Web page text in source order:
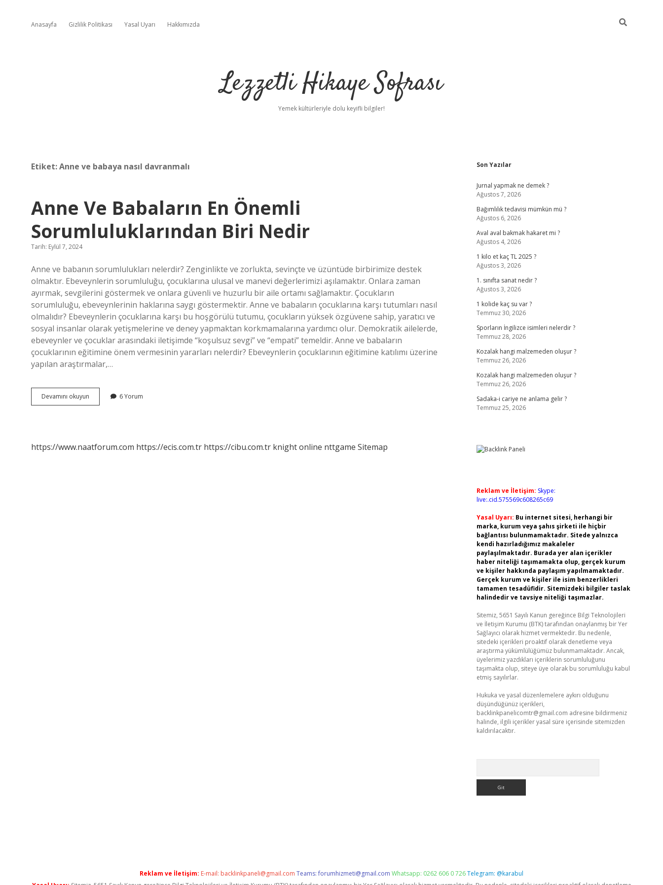
Anasayfa Gizlilik Politikası Yasal Uyarı Hakkımızda
Lezzetli Hikaye Sofrası
Yemek kültürleriyle dolu keyifli bilgiler!
Etiket:Anne ve babaya nasıl davranmalı
Anne Ve Babaların En Önemli
Sorumluluklarından Biri Nedir
Tarih: Eylül 7, 2024
Anne ve babanın sorumlulukları nelerdir? Zenginlikte ve zorlukta, sevinçte ve üzüntüde birbirimize destek
olmaktır. Ebeveynlerin sorumluluğu, çocuklarına ulusal ve manevi değerlerimizi aşılamaktır. Onlara zaman
ayırmak, sevgilerini göstermek ve onlara güvenli ve huzurlu bir aile ortamı sağlamaktır. Çocukların
sorumluluğu, ebeveynlerinin haklarına saygı göstermektir. Anne ve babaların çocuklarına karşı tutumları nasıl
olmalıdır? Ebeveynlerin çocuklarına karşı bu hoşgörülü tutumu, çocukların yüksek özgüvene sahip, yaratıcı ve
sosyal insanlar olarak yetişmelerine ve deney yapmaktan korkmamalarına yardımcı olur. Demokratik ailelerde,
ebeveynler ve çocuklar arasındaki iletişimde “koşulsuz sevgi” ve “empati” temeldir. Anne ve babaların
çocuklarının eğitimine önem vermesinin yararları nelerdir? Ebeveynlerin çocuklarının eğitimine katılımı üzerine
yapılan araştırmalar,…
Devamını okuyun
Ve
Biri
6 Yorum
https://www.naatforum.com https://ecis.com.tr https://cibu.com.tr knight online nttgame Sitemap
Sidebar
Son Yazılar
Jurnal yapmak ne demek ?
Ağustos 7, 2026
Bağımlılık tedavisi mümkün mü ?
Ağustos 6, 2026
Aval aval bakmak hakaret mi ?
Ağustos 4, 2026
1 kilo et kaç TL 2025 ?
Ağustos 3, 2026
1. sınıfta sanat nedir ?
Ağustos 3, 2026
1 kolide kaç su var ?
Temmuz 30, 2026
Sporların İngilizce isimleri nelerdir ?
Temmuz 28, 2026
Kozalak hangi malzemeden oluşur ?
Temmuz 26, 2026
Kozalak hangi malzemeden oluşur ?
Temmuz 26, 2026
Sadaka-i cariye ne anlama gelir ?
Temmuz 25, 2026
Reklam ve İletişim: Skype:
live:.cid.575569c608265c69
Yasal Uyarı: Bu internet sitesi, herhangi bir
marka, kurum veya şahıs şirketi ile hiçbir
bağlantısı bulunmamaktadır. Sitede yalnızca
kendi hazırladığımız makaleler
paylaşılmaktadır. Burada yer alan içerikler
haber niteliği taşımamakta olup, gerçek kurum
ve kişiler hakkında paylaşım yapılmamaktadır.
Gerçek kurum ve kişiler ile isim benzerlikleri
tamamen tesadüfidir. Sitemizdeki bilgiler taslak
halindedir ve tavsiye niteliği taşımazlar.
Sitemiz, 5651 Sayılı Kanun gereğince Bilgi Teknolojileri
ve İletişim Kurumu (BTK) tarafından onaylanmış bir Yer
Sağlayıcı olarak hizmet vermektedir. Bu nedenle,
sitedeki içerikleri proaktif olarak denetleme veya
araştırma yükümlülüğümüz bulunmamaktadır. Ancak,
üyelerimiz yazdıkları içeriklerin sorumluluğunu
taşımakta olup, siteye üye olarak bu sorumluluğu kabul
etmiş sayılırlar.
Hukuka ve yasal düzenlemelere aykırı olduğunu
düşündüğünüz içerikleri,
backlinkpanelicomtr@gmail.com adresine bildirmeniz
halinde, ilgili içerikler yasal süre içerisinde sitemizden
kaldırılacaktır.
Reklam ve İletişim: E-mail: backlinkpaneli@gmail.com Teams:forumhizmeti@gmail.com Whatsapp: 0262 606 0 726Telegram: @karabul